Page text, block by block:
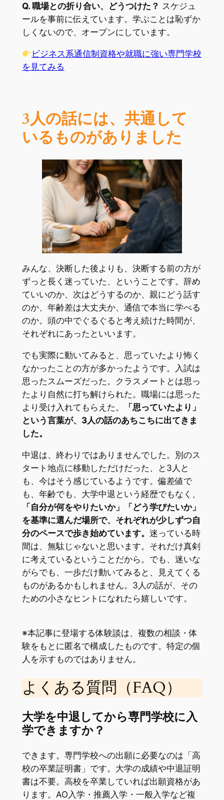
Q. 職場との折り合い、どうつけた？ スケジュ
ールを事前に伝えています。学ぶことは恥ずか
しくないので、オープンにしています。
ビジネス系通信制資格や就職に強い専門学校
を見てみる
3人の話には、共通して
いるものがありました
みんな、決断した後よりも、決断する前の方が
ずっと長く迷っていた、ということです。辞め
ていいのか、次はどうするのか、親にどう話す
のか、年齢差は大丈夫か、通信で本当に学べる
のか。頭の中でぐるぐると考え続けた時間が、
それぞれにあったといいます。
でも実際に動いてみると、思っていたより怖く
なかったことの方が多かったようです。入試は
思ったスムーズだった。クラスメートとは思っ
たより自然に打ち解けられた。職場には思った
より受け入れてもらえた。
「思っていたより」
という言葉が、3人の話のあちこちに出てきま
した。
中退は、終わりではありませんでした。別のス
タート地点に移動しただけだった、と3人と
も、今はそう感じているようです。偏差値で
も、年齢でも、大学中退という経歴でもなく、
「自分が何をやりたいか」「どう学びたいか」
を基準に選んだ場所で、それぞれが少しずつ自
分のペースで歩き始めています。 迷っている時
間は、無駄じゃないと思います。それだけ真剣
に考えているということだから。でも、迷いな
がらでも、一歩だけ動いてみると、見えてくる
ものがあるかもしれません。3人の話が、その
ための小さなヒントになれたら嬉しいです。
※本記事に登場する体験談は、複数の相談・体
験をもとに匿名で構成したものです。特定の個
人を示すものではありません。
よくある質問（FAQ）
大学を中退してから専門学校に入
学できますか？
できます。専門学校への出願に必要なのは「高
校の卒業証明書」です。大学の成績や中退証明
書は不要。高校を卒業していれば出願資格があ
ります。AO入学・推薦入学・一般入学など複